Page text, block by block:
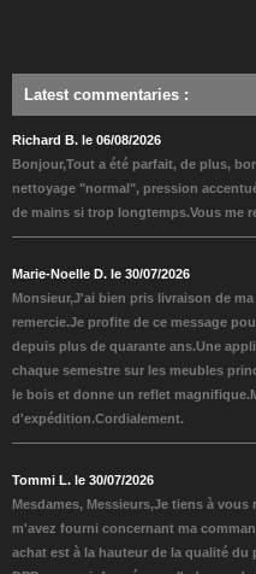
Latest commentaries :
Richard B. le 06/08/2026
Bonjour,Tout a été parfait, de plus,
nettoyage "normal", pression
de mains si trop longtemps.Vous me
Marie-Noelle D. le 30/07/2026
Monsieur,J'ai bien pris livraison de
remercie.Je profite de ce message
depuis plus de quarante ans.Une
chaque semestre sur les meubles
le bois et donne un reflet
d'expédition.Cordialement.
Tommi L. le 30/07/2026
Mesdames, Messieurs,Je tiens à
m'avez fourni concernant ma
achat est à la hauteur de la qualité